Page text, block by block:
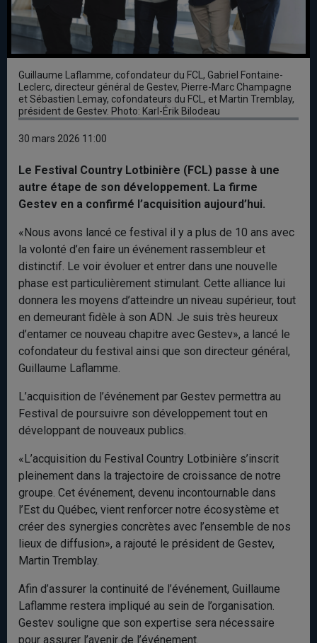
Guillaume Laflamme, cofondateur du FCL, Gabriel Fontaine-
Leclerc, directeur général de Gestev, Pierre-Marc Champagne
et Sébastien Lemay, cofondateurs du FCL, et Martin Tremblay,
président de Gestev. Photo: Karl-Érik Bilodeau
30 mars 2026 11:00
Le Festival Country Lotbinière (FCL) passe à une
autre étape de son développement. La firme
Gestev en a confirmé l’acquisition aujourd’hui.
«Nous avons lancé ce festival il y a plus de 10 ans avec
la volonté d’en faire un événement rassembleur et
distinctif. Le voir évoluer et entrer dans une nouvelle
phase est particulièrement stimulant. Cette alliance lui
donnera les moyens d’atteindre un niveau supérieur, tout
en demeurant fidèle à son ADN. Je suis très heureux
d’entamer ce nouveau chapitre avec Gestev», a lancé le
cofondateur du festival ainsi que son directeur général,
Guillaume Laflamme.
L’acquisition de l’événement par Gestev permettra au
Festival de poursuivre son développement tout en
développant de nouveaux publics.
«L’acquisition du Festival Country Lotbinière s’inscrit
pleinement dans la trajectoire de croissance de notre
groupe. Cet événement, devenu incontournable dans
l’Est du Québec, vient renforcer notre écosystème et
créer des synergies concrètes avec l’ensemble de nos
lieux de diffusion», a rajouté le président de Gestev,
Martin Tremblay.
Afin d’assurer la continuité de l’événement, Guillaume
Laflamme restera impliqué au sein de l’organisation.
Gestev souligne que son expertise sera nécessaire
pour assurer l’avenir de l’événement.